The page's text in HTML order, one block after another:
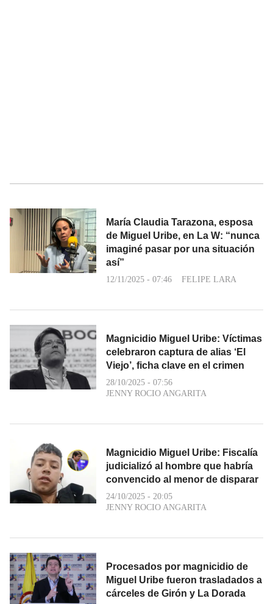
María Claudia Tarazona, esposa
de Miguel Uribe, en La W: “nunca
imaginé pasar por una situación
así”
12/11/2025 - 07:46 FELIPE LARA
Magnicidio Miguel Uribe: Víctimas
celebraron captura de alias ‘El
Viejo’, ficha clave en el crimen
28/10/2025 - 07:56
JENNY ROCIO ANGARITA
Magnicidio Miguel Uribe: Fiscalía
judicializó al hombre que habría
convencido al menor de disparar
24/10/2025 - 20:05
JENNY ROCIO ANGARITA
Procesados por magnicidio de
Miguel Uribe fueron trasladados a
cárceles de Girón y La Dorada